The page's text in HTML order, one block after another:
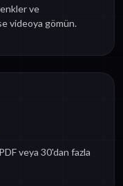
ve
videoya gömün.
veya 30'dan fazla